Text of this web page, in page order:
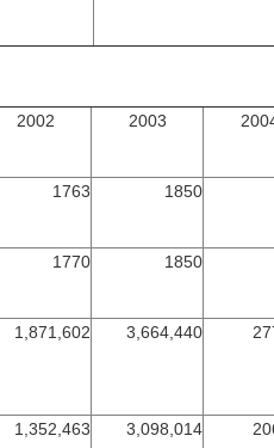
2002 2003
1763 1850
1770 1850
1,871,602 3,664,440
1,352,463 3,098,014